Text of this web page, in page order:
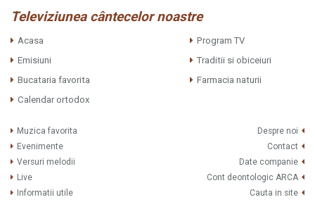
Televiziunea cântecelor noastre
Acasa
Program TV
Emisiuni
Traditii si obiceiuri
Bucataria favorita
Farmacia naturii
Calendar ortodox
Muzica favorita
Evenimente
Versuri melodii
Live
Informatii utile
Despre noi
Contact
Date companie
Cont deontologic ARCA
Cauta in site